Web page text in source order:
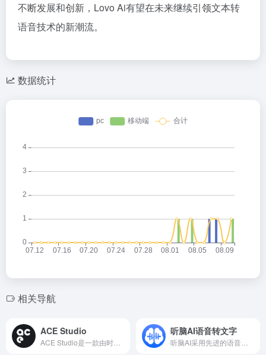
不断发展和创新，Lovo Ai有望在未来继续引领文本转
语音技术的新潮流。
数据统计
相关导航
ACE Studio 听脑AI语音转文字